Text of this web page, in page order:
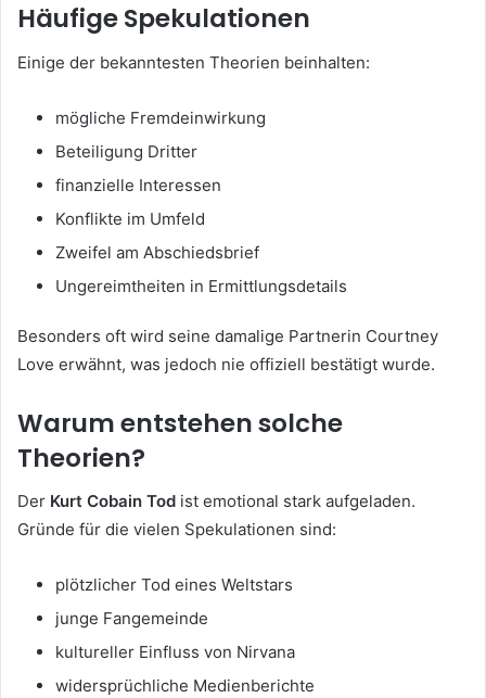
Häufige Spekulationen
Einige der bekanntesten Theorien beinhalten:
mögliche Fremdeinwirkung
Beteiligung Dritter
finanzielle Interessen
Konflikte im Umfeld
Zweifel am Abschiedsbrief
Ungereimtheiten in Ermittlungsdetails
Besonders oft wird seine damalige Partnerin Courtney
Love erwähnt, was jedoch nie offiziell bestätigt wurde.
Warum entstehen solche
Theorien?
Der Kurt Cobain Tod ist emotional stark aufgeladen.
Gründe für die vielen Spekulationen sind:
plötzlicher Tod eines Weltstars
junge Fangemeinde
kultureller Einfluss von Nirvana
widersprüchliche Medienberichte